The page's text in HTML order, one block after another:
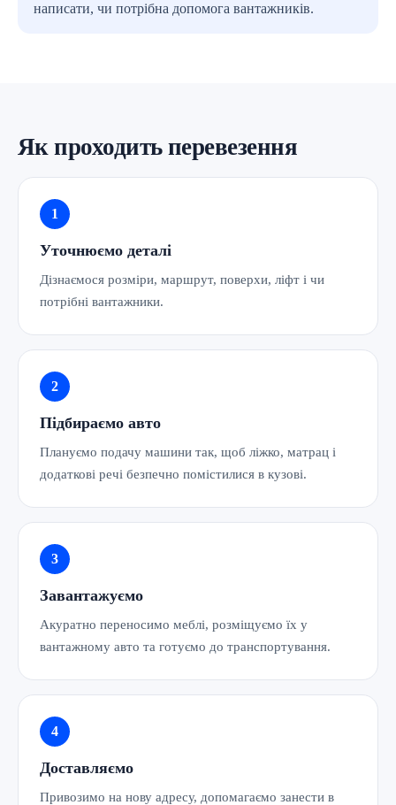
написати, чи потрібна допомога вантажників.
Як проходить перевезення
Уточнюємо деталі
Дізнаємося розміри, маршрут, поверхи, ліфт і чи
потрібні вантажники.
Підбираємо авто
Плануємо подачу машини так, щоб ліжко, матрац і
додаткові речі безпечно помістилися в кузові.
Завантажуємо
Акуратно переносимо меблі, розміщуємо їх у
вантажному авто та готуємо до транспортування.
Доставляємо
Привозимо на нову адресу, допомагаємо занести в